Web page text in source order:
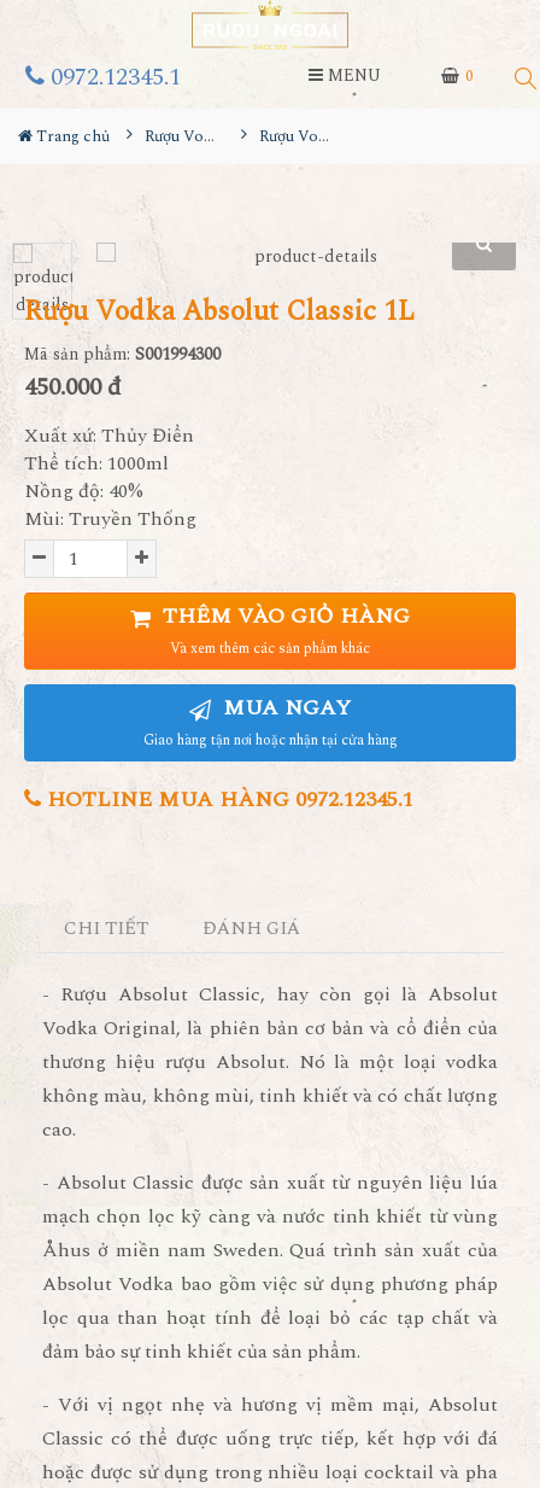
0
0972.12345.1 MENU
Trang chủ Rượu Vodka Rượu Vodka Absolut Classic 1L
Rượu Vodka Absolut Classic 1L
Mã sản phẩm: S001994300
450.000 đ
Xuất xứ: Thủy Điển
Thể tích: 1000ml
Nồng độ: 40%
Mùi: Truyền Thống
THÊM VÀO GIỎ HÀNG
Và xem thêm các sản phẩm khác
MUA NGAY
Giao hàng tận nơi hoặc nhận tại cửa hàng
HOTLINE MUA HÀNG 0972.12345.1
CHI TIẾT ĐÁNH GIÁ
- Rượu Absolut Classic, hay còn gọi là Absolut
Vodka Original, là phiên bản cơ bản và cổ điển của
thương hiệu rượu Absolut. Nó là một loại vodka
không màu, không mùi, tinh khiết và có chất lượng
cao.
- Absolut Classic được sản xuất từ nguyên liệu lúa
mạch chọn lọc kỹ càng và nước tinh khiết từ vùng
Åhus ở miền nam Sweden. Quá trình sản xuất của
Absolut Vodka bao gồm việc sử dụng phương pháp
lọc qua than hoạt tính để loại bỏ các tạp chất và
đảm bảo sự tinh khiết của sản phẩm.
- Với vị ngọt nhẹ và hương vị mềm mại, Absolut
Classic có thể được uống trực tiếp, kết hợp với đá
hoặc được sử dụng trong nhiều loại cocktail và pha